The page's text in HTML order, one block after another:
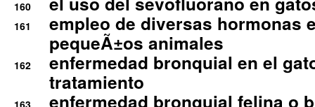
160
161
empleo de diversas hormonas
pequeÃ±os animales
162
enfermedad bronquial en el
tratamiento
enfermedad bronquial felina o